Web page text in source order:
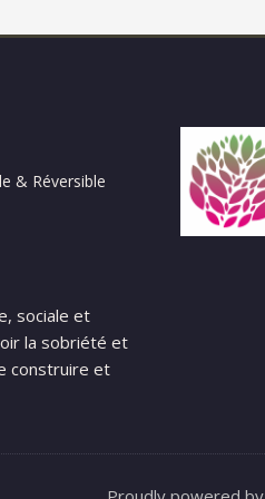
& Réversible
sociale et
la sobriété et
construire et